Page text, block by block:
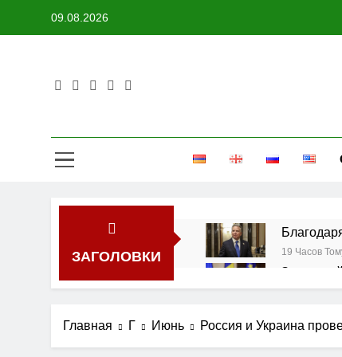
09.08.2026
ЗАГОЛОВКИ 19 Часов
1 День Тому
2 Дня Тому
Трамп
Главная Г Июнь Россия и Украина